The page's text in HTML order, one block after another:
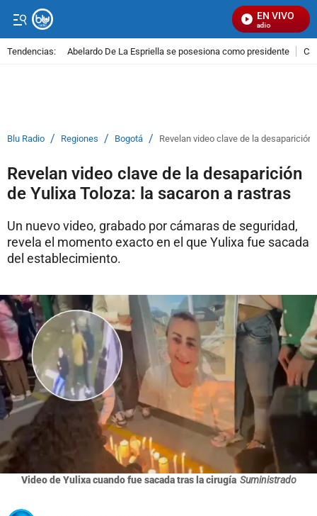
EN VIVO
Señal Visual Radio
Tendencias: Abelardo De La Espriella se posesiona como presidente
Blu Radio / Regiones / Bogotá / Revelan video clave de la
Revelan video clave de la desaparición
de Yulixa Toloza: la sacaron a rastras
Un nuevo video, grabado por cámaras de seguridad,
revela el momento exacto en el que Yulixa fue sacada
del establecimiento.
Video de Yulixa cuando fue sacada tras la cirugía Suministrado